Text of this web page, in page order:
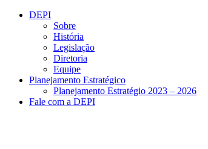
Conteúdo principal
DEPI
Sobre
História
Legislação
Diretoria
Equipe
Planejamento Estratégico
Planejamento Estratégio 2023 – 2026
Fale com a DEPI